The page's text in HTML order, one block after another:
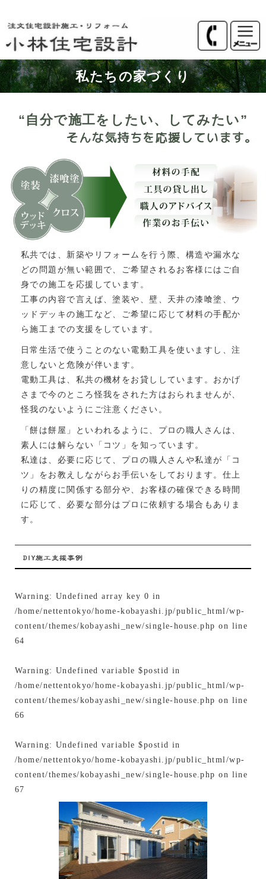
私たちの家づくり
“自分で施工をしたい、してみたい”
そんな気持ちを応援しています。
私共では、新築やリフォームを行う際、構造や漏水な
どの問題が無い範囲で、ご希望されるお客様にはご自
身での施工を応援しています。
工事の内容で言えば、塗装や、壁、天井の漆喰塗、ウ
ッドデッキの施工など、ご希望に応じて材料の手配か
ら施工までの支援をしています。
日常生活で使うことのない電動工具を使いますし、注
意しないと危険が伴います。
電動工具は、私共の機材をお貸ししています。おかげ
さまで今のところ怪我をされた方はおられませんが、
怪我のないようにご注意ください。
「餅は餅屋」といわれるように、プロの職人さんは、
素人には解らない「コツ」を知っています。
私達は、必要に応じて、プロの職人さんや私達が「コ
ツ」をお教えしながらお手伝いをしております。仕上
りの精度に関係する部分や、お客様の確保できる時間
に応じて、必要な部分はプロに依頼する場合もありま
す。
Warning: Undefined array key 0 in
/home/nettentokyo/home-kobayashi.jp/public_html/wp-
content/themes/kobayashi_new/single-house.php on line
64
Warning: Undefined variable $postid in
/home/nettentokyo/home-kobayashi.jp/public_html/wp-
content/themes/kobayashi_new/single-house.php on line
66
Warning: Undefined variable $postid in
/home/nettentokyo/home-kobayashi.jp/public_html/wp-
content/themes/kobayashi_new/single-house.php on line
67